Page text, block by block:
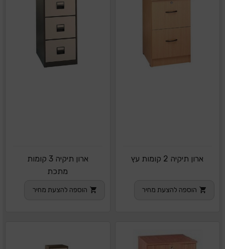
ארון תיקיה 2 קומות עץ
הוספה להצעת מחיר
ארון תיקיה 3 קומות
מתכת
הוספה להצעת מחיר